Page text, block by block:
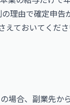
理由で確定申告
ておいてくださ
場合、副業先か